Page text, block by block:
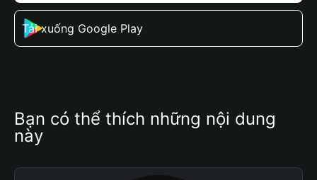
Tải xuống Google Play
Bạn có thể thích những nội dung
này